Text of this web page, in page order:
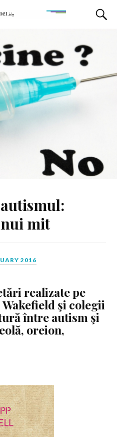
mit
2016
realizate pe
şi colegii
între autism şi
oreion,